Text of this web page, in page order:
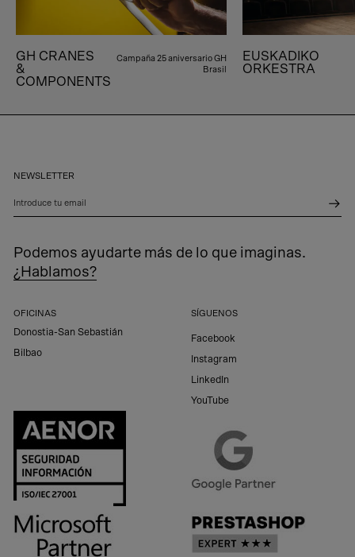
GH CRANES
&
COMPONENTS
Campaña 25 aniversario GH
Brasil
EUSKADIKO
ORKESTRA
NEWSLETTER
Introduce tu email
Podemos ayudarte más de lo que imaginas.
¿Hablamos?
OFICINAS
Donostia-San Sebastián
Bilbao
SÍGUENOS
Facebook
Instagram
LinkedIn
YouTube